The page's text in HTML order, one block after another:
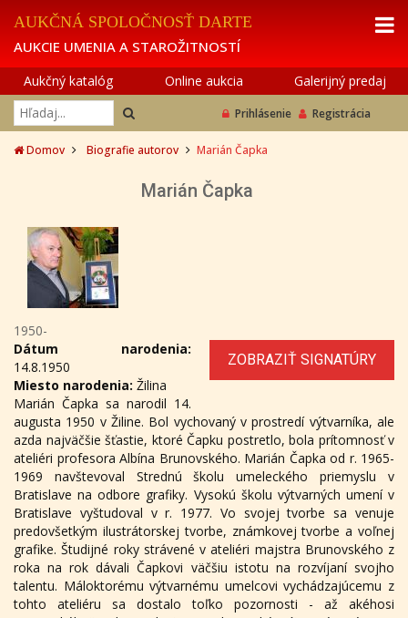
AUKČNÁ SPOLOČNOSŤ DARTE
AUKCIE UMENIA A STAROŽITNOSTÍ
Aukčný katalóg Online aukcia Galerijný predaj
Prihlásenie Registrácia
Domov Biografie autorov Marián Čapka
Marián Čapka
1950-
ZOBRAZIŤ SIGNATÚRY
Dátum narodenia:
14.8.1950
Miesto narodenia: Žilina
Marián Čapka sa narodil 14.
augusta 1950 v Žiline. Bol vychovaný v prostredí výtvarníka, ale
azda najväčšie šťastie, ktoré Čapku postretlo, bola prítomnosť v
ateliéri profesora Albína Brunovského. Marián Čapka od r. 1965-
1969 navštevoval Strednú školu umeleckého priemyslu v
Bratislave na odbore grafiky. Vysokú školu výtvarných umení v
Bratislave vyštudoval v r. 1977. Vo svojej tvorbe sa venuje
predovšetkým ilustrátorskej tvorbe, známkovej tvorbe a voľnej
grafike. Študijné roky strávené v ateliéri majstra Brunovského z
roka na rok dávali Čapkovi väčšiu istotu na rozvíjaní svojho
talentu. Máloktorému výtvarnému umelcovi vychádzajúcemu z
tohto ateliéru sa dostalo toľko pozornosti - až akéhosi